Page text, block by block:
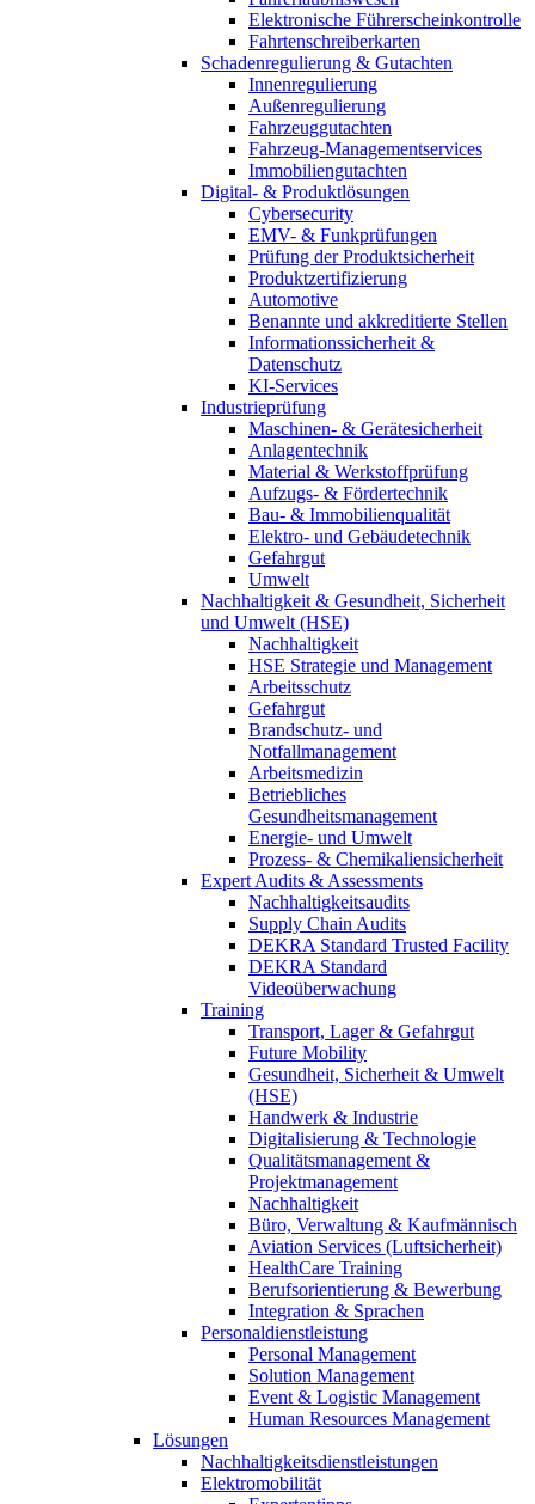
Elektronische Führerscheinkontrolle
Fahrtenschreiberkarten
Schadenregulierung & Gutachten
Innenregulierung
Außenregulierung
Fahrzeuggutachten
Fahrzeug-Managementservices
Immobiliengutachten
Digital- & Produktlösungen
Cybersecurity
EMV- & Funkprüfungen
Prüfung der Produktsicherheit
Produktzertifizierung
Automotive
Benannte und akkreditierte Stellen
Informationssicherheit &
Datenschutz
KI-Services
Industrieprüfung
Maschinen- & Gerätesicherheit
Anlagentechnik
Material & Werkstoffprüfung
Aufzugs- & Fördertechnik
Bau- & Immobilienqualität
Elektro- und Gebäudetechnik
Gefahrgut
Umwelt
Nachhaltigkeit & Gesundheit, Sicherheit
und Umwelt (HSE)
Nachhaltigkeit
HSE Strategie und Management
Arbeitsschutz
Gefahrgut
Brandschutz- und
Notfallmanagement
Arbeitsmedizin
Betriebliches
Gesundheitsmanagement
Energie- und Umwelt
Prozess- & Chemikaliensicherheit
Expert Audits & Assessments
Nachhaltigkeitsaudits
Supply Chain Audits
DEKRA Standard Trusted Facility
DEKRA Standard
Videoüberwachung
Training
Transport, Lager & Gefahrgut
Future Mobility
Gesundheit, Sicherheit & Umwelt
(HSE)
Handwerk & Industrie
Digitalisierung & Technologie
Qualitätsmanagement &
Projektmanagement
Nachhaltigkeit
Büro, Verwaltung & Kaufmännisch
Aviation Services (Luftsicherheit)
HealthCare Training
Berufsorientierung & Bewerbung
Integration & Sprachen
Personaldienstleistung
Personal Management
Solution Management
Event & Logistic Management
Human Resources Management
Lösungen
Nachhaltigkeitsdienstleistungen
Elektromobilität